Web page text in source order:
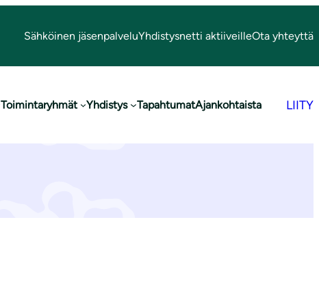
Sähköinen jäsenpalveluYhdistysnetti aktiiveilleOta yhteyttä
Toimintaryhmät Yhdistys TapahtumatAjankohtaista LIITY